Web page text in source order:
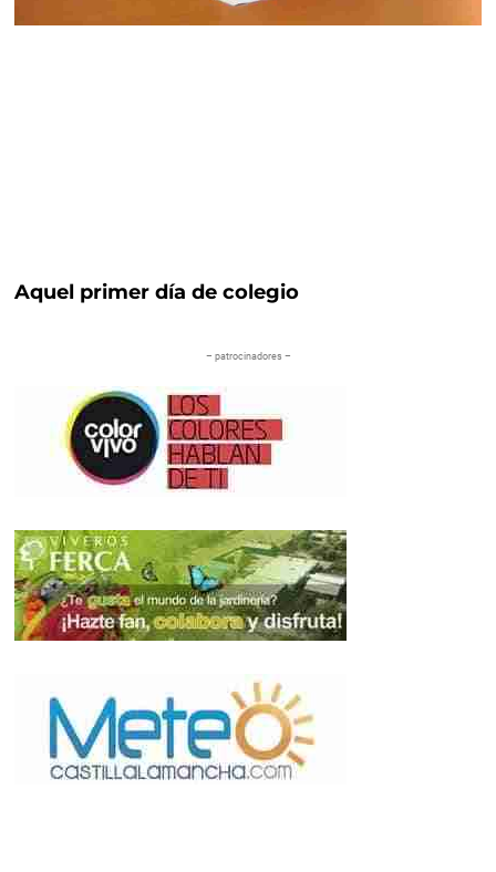
Aquel primer día de colegio
– patrocinadores –